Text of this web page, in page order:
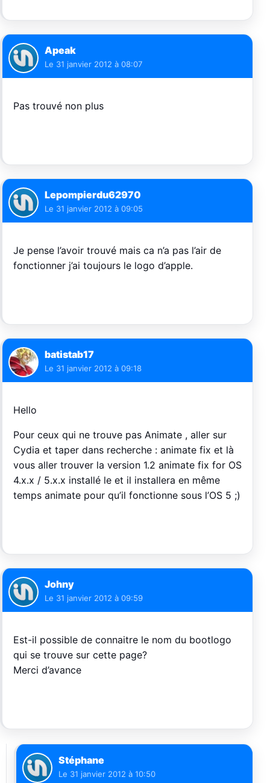
Apeak
Le 31 janvier 2012 à 08:07
Pas trouvé non plus
Lepompierdu62970
Le 31 janvier 2012 à 09:05
Je pense l’avoir trouvé mais ca n’a pas l’air de
fonctionner j’ai toujours le logo d’apple.
batistab17
Le 31 janvier 2012 à 09:18
Hello
Pour ceux qui ne trouve pas Animate , aller sur
Cydia et taper dans recherche : animate fix et là
vous aller trouver la version 1.2 animate fix for OS
4.x.x / 5.x.x installé le et il installera en même
temps animate pour qu’il fonctionne sous l’OS 5 ;)
Johny
Le 31 janvier 2012 à 09:59
Est-il possible de connaitre le nom du bootlogo
qui se trouve sur cette page?
Merci d’avance
Stéphane
Le 31 janvier 2012 à 10:50